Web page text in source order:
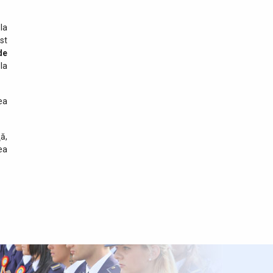
România și Republica
Moldova consolidează